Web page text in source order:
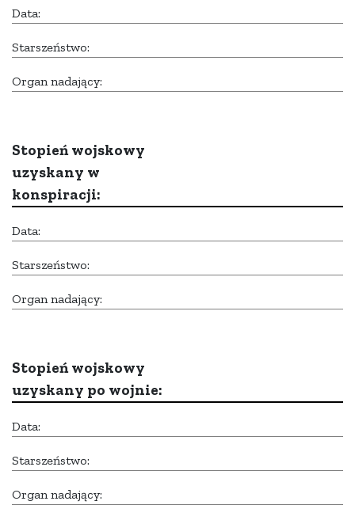
Data:
Starszeństwo:
Organ nadający:
Stopień wojskowy
uzyskany w
konspiracji:
Data:
Starszeństwo:
Organ nadający:
Stopień wojskowy
uzyskany po wojnie:
Data:
Starszeństwo:
Organ nadający: